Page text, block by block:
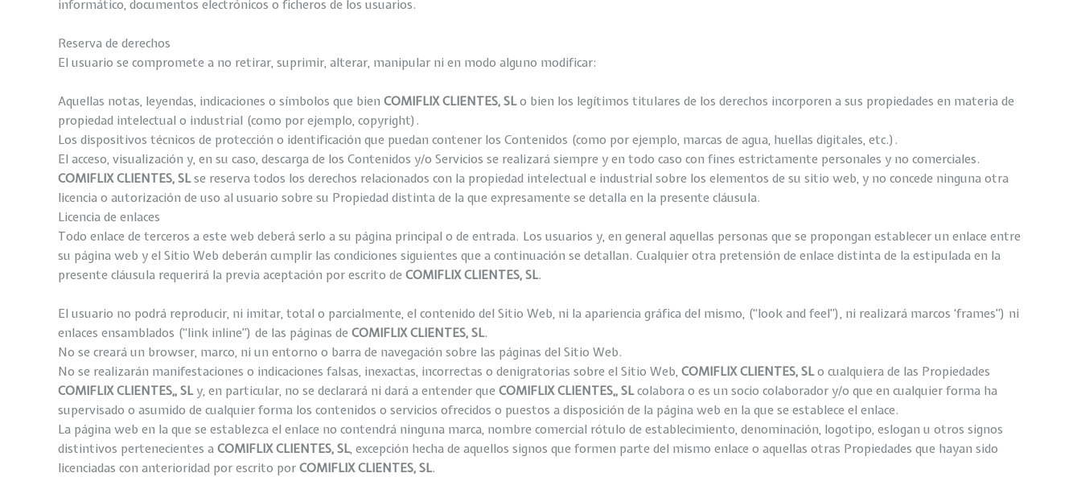
informático, documentos electrónicos o ficheros de los usuarios.
Reserva de derechos
El usuario se compromete a no retirar, suprimir, alterar, manipular ni en modo alguno modificar:
Aquellas notas, leyendas, indicaciones o símbolos que bien COMIFLIX CLIENTES, SLo bien los legítimos titulares de los derechos incorporen a sus propiedades en materia de
propiedad intelectual o industrial (como por ejemplo, copyright).
Los dispositivos técnicos de protección o identificación que puedan contener los Contenidos (como por ejemplo, marcas de agua, huellas digitales, etc.).
El acceso, visualización y, en su caso, descarga de los Contenidos y/o Servicios se realizará siempre y en todo caso con fines estrictamente personales y no comerciales.
COMIFLIX CLIENTES, SLse reserva todos los derechos relacionados con la propiedad intelectual e industrial sobre los elementos de su sitio web, y no concede ninguna otra
licencia o autorización de uso al usuario sobre su Propiedad distinta de la que expresamente se detalla en la presente cláusula.
Licencia de enlaces
Todo enlace de terceros a este web deberá serlo a su página principal o de entrada. Los usuarios y, en general aquellas personas que se propongan establecer un enlace entre
su página web y el Sitio Web deberán cumplir las condiciones siguientes que a continuación se detallan. Cualquier otra pretensión de enlace distinta de la estipulada en la
presente cláusula requerirá la previa aceptación por escrito de COMIFLIX CLIENTES, SL.
El usuario no podrá reproducir, ni imitar, total o parcialmente, el contenido del Sitio Web, ni la apariencia gráfica del mismo, (“look and feel”), ni realizará marcos ‘frames”) ni
enlaces ensamblados (“link inline”) de las páginas de COMIFLIX CLIENTES, SL.
No se creará un browser, marco, ni un entorno o barra de navegación sobre las páginas del Sitio Web.
No se realizarán manifestaciones o indicaciones falsas, inexactas, incorrectas o denigratorias sobre el Sitio Web, COMIFLIX CLIENTES, SLo cualquiera de las Propiedades
COMIFLIXCLIENTES,, SLy, en particular, no se declarará ni dará a entender que COMIFLIXCLIENTES,, SLcolabora o es un socio colaborador y/o que en cualquier forma ha
supervisado o asumido de cualquier forma los contenidos o servicios ofrecidos o puestos a disposición de la página web en la que se establece el enlace.
La página web en la que se establezca el enlace no contendrá ninguna marca, nombre comercial rótulo de establecimiento, denominación, logotipo, eslogan u otros signos
distintivos pertenecientes a COMIFLIXCLIENTES, SL, excepción hecha de aquellos signos que formen parte del mismo enlace o aquellas otras Propiedades que hayan sido
licenciadas con anterioridad por escrito por COMIFLIXCLIENTES, SL.